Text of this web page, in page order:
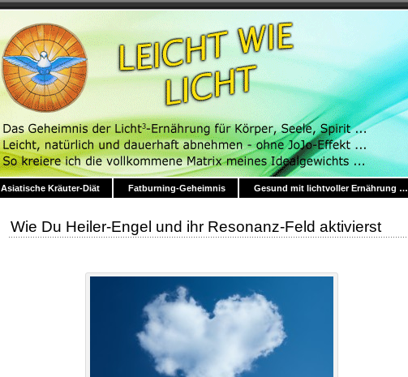
Asiatische Kräuter-Diät Fatburning-Geheimnis Gesund mit lichtvoller Ernährung …
Wie Du Heiler-Engel und ihr Resonanz-Feld aktivierst